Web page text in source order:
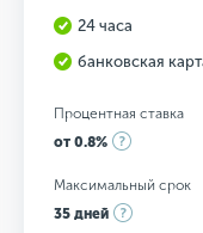
24 часа
банковская
Процентная ставка
от 0.8%
Максимальный срок
35 дней